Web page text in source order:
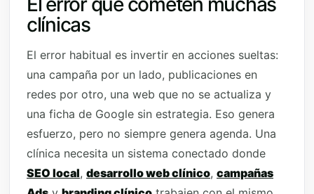
clínicas
El error habitual es invertir en acciones sueltas:
una campaña por un lado, publicaciones en
redes por otro, una web que no se actualiza y
una ficha de Google sin estrategia. Eso genera
esfuerzo, pero no siempre genera agenda. Una
clínica necesita un sistema conectado donde
SEO local, desarrollo web clínico, campañas